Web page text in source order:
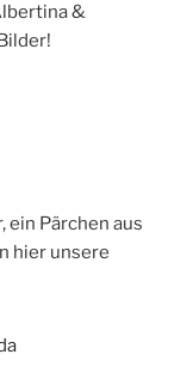
&
ein Pärchen aus
hier unsere